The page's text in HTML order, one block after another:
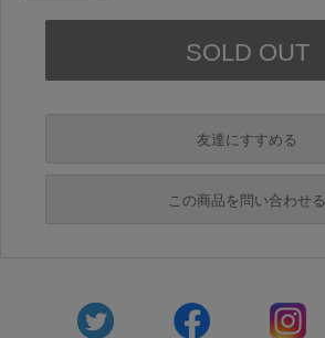
友達にすすめる
この商品を問い合わせる